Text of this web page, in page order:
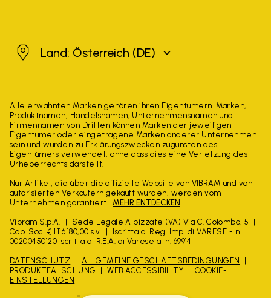
Österreich
Land: Österreich (DE)
Alle erwähnten Marken gehören ihren Eigentümern. Marken,
Produktnamen, Handelsnamen, Unternehmensnamen und
Firmennamen von Dritten können Marken der jeweiligen
Eigentümer oder eingetragene Marken anderer Unternehmen
sein und wurden zu Erklärungszwecken zugunsten des
Eigentümers verwendet, ohne dass dies eine Verletzung des
Urheberrechts darstellt.
Nur Artikel, die über die offizielle Website von VIBRAM und von
autorisierten Verkäufern gekauft wurden, werden vom
Unternehmen garantiert. MEHR ENTDECKEN
Vibram S.p.A.
Sede Legale Albizzate (VA) Via C. Colombo, 5
Cap. Soc. € 1.116.180,00 s.v.
Iscritta al Reg. Imp. di VARESE - n.
00200450120 Iscritta al R.E.A. di Varese al n. 69914
DATENSCHUTZ
ALLGEMEINE GESCHÄFTSBEDINGUNGEN
PRODUKTFÄLSCHUNG
WEB ACCESSIBILITY
COOKIE-
EINSTELLUNGEN